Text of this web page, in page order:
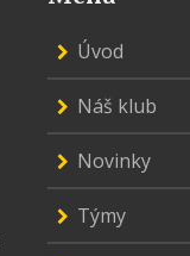
Úvod
Náš klub
Novinky
Týmy